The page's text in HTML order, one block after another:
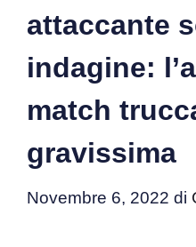
attaccante
indagine:
match
gravissima
Novembre 6, 2022 di